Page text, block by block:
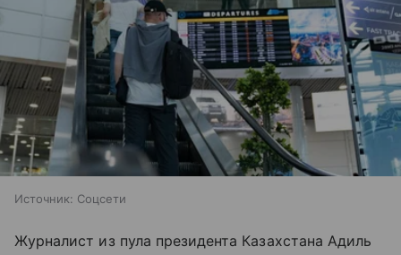
Источник: Соцсети
Журналист из пула президента Казахстана Адиль